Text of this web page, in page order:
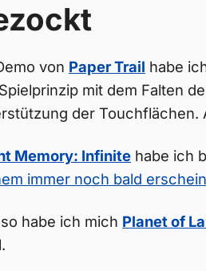
von Paper Trail habe
mit dem Falten
der Touchflächen.
Memory: Infinite habe ich
immer noch bald
habe ich mich Planet of